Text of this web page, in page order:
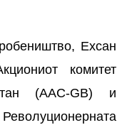
Ехсан
комитет
(AAC-GB) и